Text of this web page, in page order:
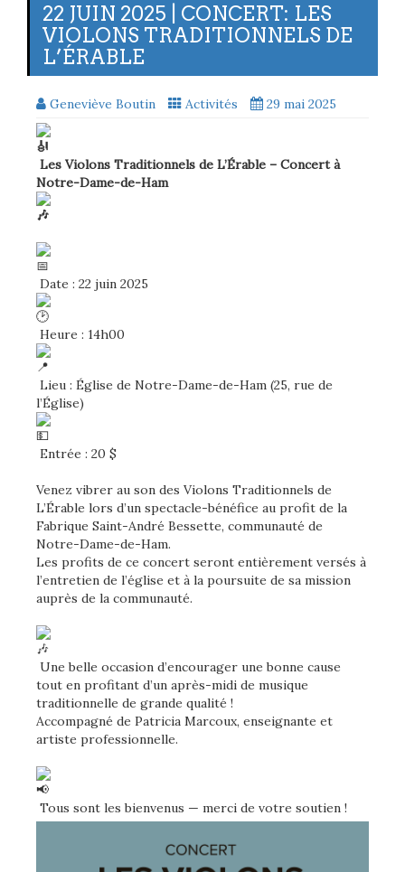
22 JUIN 2025 | CONCERT: LES
VIOLONS TRADITIONNELS DE
L’ÉRABLE
Geneviève Boutin Activités 29 mai 2025
Les Violons Traditionnels de L’Érable – Concert à
Notre-Dame-de-Ham
Date : 22 juin 2025
Heure : 14h00
Lieu : Église de Notre-Dame-de-Ham (25, rue de
l’Église)
Entrée : 20 $
Venez vibrer au son des Violons Traditionnels de
L’Érable lors d’un spectacle-bénéfice au profit de la
Fabrique Saint-André Bessette, communauté de
Notre-Dame-de-Ham.
Les profits de ce concert seront entièrement versés à
l’entretien de l’église et à la poursuite de sa mission
auprès de la communauté.
Une belle occasion d’encourager une bonne cause
tout en profitant d’un après-midi de musique
traditionnelle de grande qualité !
Accompagné de Patricia Marcoux, enseignante et
artiste professionnelle.
Tous sont les bienvenus — merci de votre soutien !